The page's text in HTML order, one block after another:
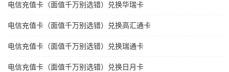
电信充值卡（面值千万别选错）兑换华瑞卡
电信充值卡（面值千万别选错）兑换高汇通卡
电信充值卡（面值千万别选错）兑换瑞通卡
电信充值卡（面值千万别选错）兑换日月卡